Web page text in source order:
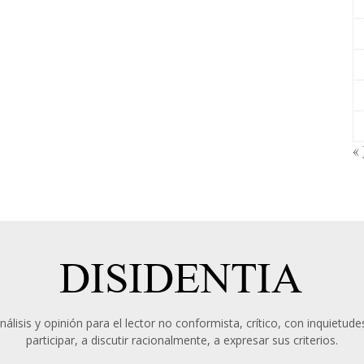
«
y opinión para el lector no conformista, crítico, con
participar, a discutir racionalmente, a expresar sus criterios.